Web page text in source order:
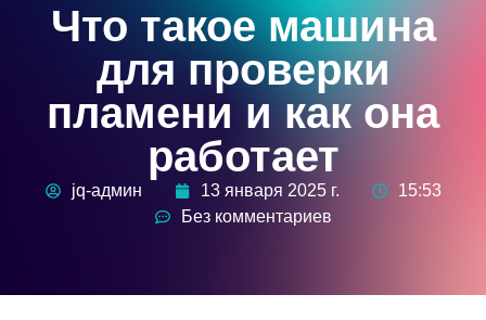
Что такое машина
для проверки
пламени и как она
работает
jq-админ 13 января 2025 г.
15:53
Без комментариев